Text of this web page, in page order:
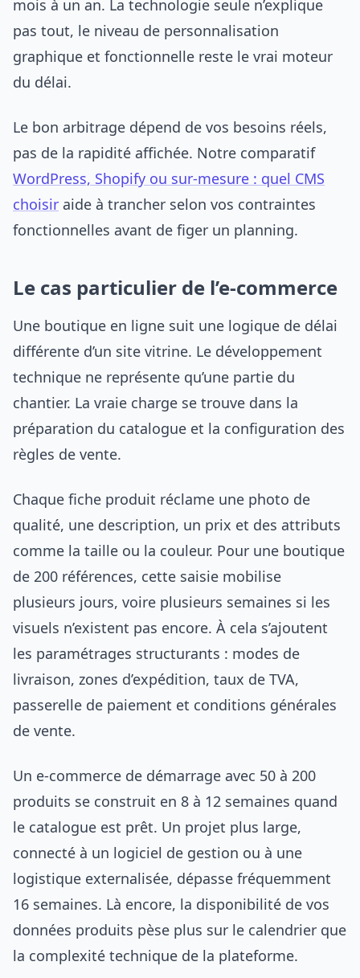
mois à un an. La technologie seule n’explique
pas tout, le niveau de personnalisation
graphique et fonctionnelle reste le vrai moteur
du délai.
Le bon arbitrage dépend de vos besoins réels,
pas de la rapidité affichée. Notre comparatif
WordPress, Shopify ou sur-mesure : quel CMS
choisir aide à trancher selon vos contraintes
fonctionnelles avant de figer un planning.
Le cas particulier de l’e-commerce
Une boutique en ligne suit une logique de délai
différente d’un site vitrine. Le développement
technique ne représente qu’une partie du
chantier. La vraie charge se trouve dans la
préparation du catalogue et la configuration des
règles de vente.
Chaque fiche produit réclame une photo de
qualité, une description, un prix et des attributs
comme la taille ou la couleur. Pour une boutique
de 200 références, cette saisie mobilise
plusieurs jours, voire plusieurs semaines si les
visuels n’existent pas encore. À cela s’ajoutent
les paramétrages structurants : modes de
livraison, zones d’expédition, taux de TVA,
passerelle de paiement et conditions générales
de vente.
Un e-commerce de démarrage avec 50 à 200
produits se construit en 8 à 12 semaines quand
le catalogue est prêt. Un projet plus large,
connecté à un logiciel de gestion ou à une
logistique externalisée, dépasse fréquemment
16 semaines. Là encore, la disponibilité de vos
données produits pèse plus sur le calendrier que
la complexité technique de la plateforme.